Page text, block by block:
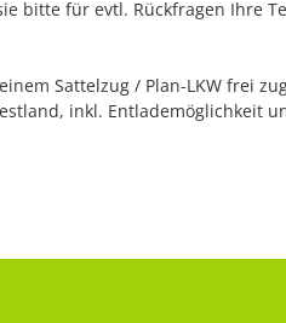
bitte für evtl. Rückfragen Ihre
Sattelzug / Plan-LKW frei
inkl. Entlademöglichkeit